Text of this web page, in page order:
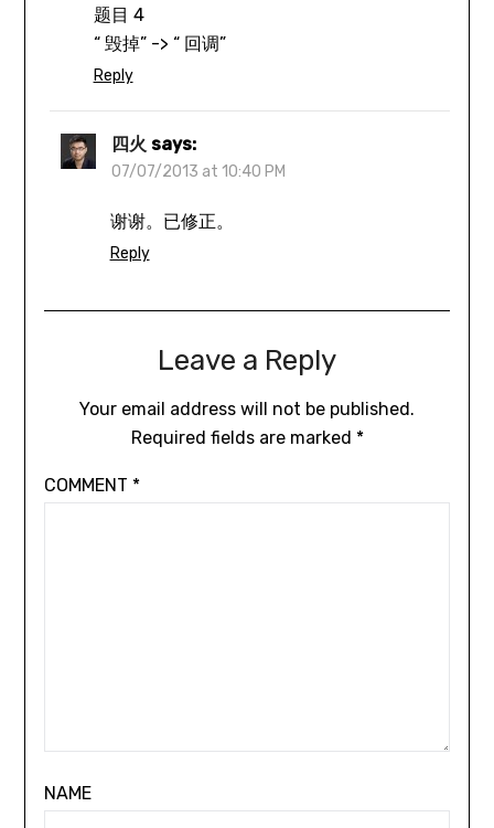
题目 4
“ 毁掉” -> “ 回调”
Reply
四火 says:
07/07/2013 at 10:40 PM
谢谢。已修正。
Reply
Leave a Reply
Your email address will not be published.
Required fields are marked *
COMMENT *
NAME